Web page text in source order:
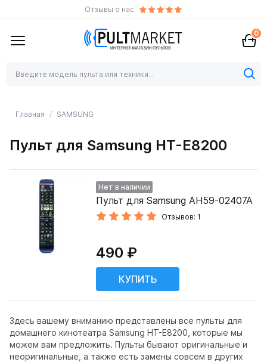
Отзывы о нас
0
Главная SAMSUNG
Пульт для Samsung HT-E8200
Здесь вашему вниманию представлены все пульты для
домашнего кинотеатра Samsung HT-E8200, которые мы
можем вам предложить. Пульты бывают оригинальные и
неоригинальные, а также есть замены совсем в других
Нет в наличии
Пульт для Samsung AH59-02407A
Отзывов: 1
490 ₽